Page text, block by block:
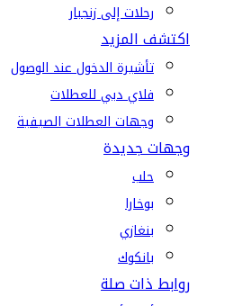
رحلات إلى زنجبار
اكتشف المزيد
تأشيرة الدخول عند الوصول
فلاي دبي للعطلات
وجهات العطلات الصيفية
وجهات جديدة
حلب
بوخارا
بنغازي
بانكوك
روابط ذات صلة